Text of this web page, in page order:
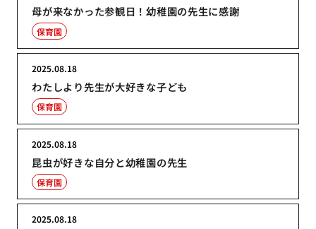
母が来なかった参観日！幼稚園の先生に感謝
保育園
わたしより先生が大好きな子ども
2025.08.18
保育園
昆虫が好きな自分と幼稚園の先生
2025.08.18
保育園
2025.08.18